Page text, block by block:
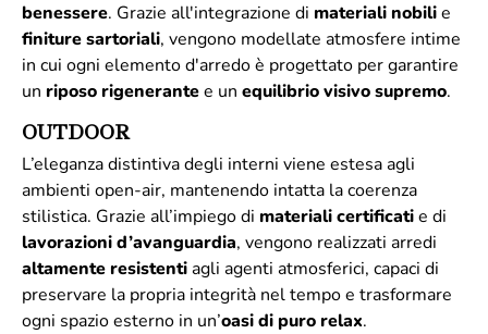
benessere. Grazie all'integrazione di materiali nobilie
finituresartoriali, vengono modellate atmosfere intime
in cui ogni elemento d'arredo è progettato per garantire
un riposo rigenerantee un equilibrio visivo supremo.
OUTDOOR
L’eleganza distintiva degli interni viene estesa agli
ambienti open-air, mantenendo intatta la coerenza
stilistica. Grazie all’impiego di materialicertificatie di
lavorazioni d’avanguardia, vengono realizzati arredi
altamente resistentiagli agenti atmosferici, capaci di
preservare la propria integrità nel tempo e trasformare
ogni spazio esterno in un’oasi di puro relax.